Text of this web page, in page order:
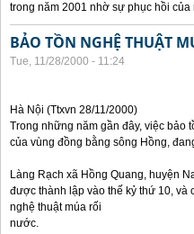
trong năm 2001 nhờ sự phục hồi
BẢO TỒN NGHỆ THUẬT
Tue, 11/28/2000 - 11:24
Hà Nội (Ttxvn 28/11/2000)
Trong những năm gần đây, việc bảo
của vùng đồng bằng sông Hồng,
Làng Rạch xã Hồng Quang, huyện
được thành lập vào thế kỷ thứ 10, và
nghệ thuật múa rối
nước.